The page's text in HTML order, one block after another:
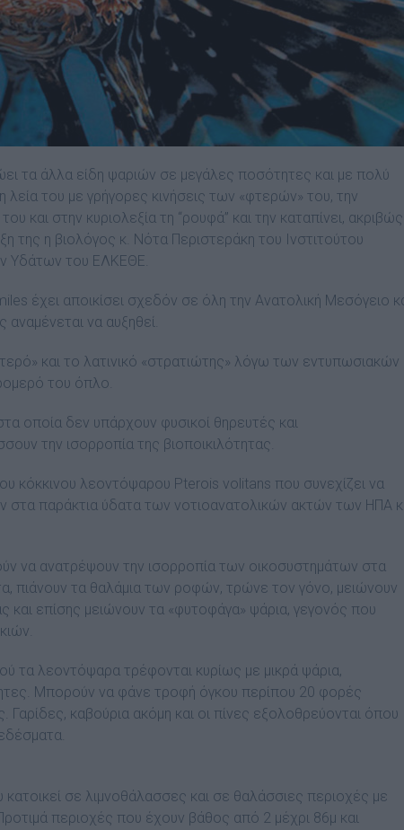
τα άλλα είδη ψαριών σε μεγάλες ποσότητες και με πολύ
του με γρήγορες κινήσεις των «φτερών» του, την
και στην κυριολεξία τη “ρουφά” και την καταπίνει, ακριβώς
της η βιολόγος κ. Νότα Περιστεράκη του Ινστιτούτου
Υδάτων του ΕΛΚΕΘΕ.
έχει αποικίσει σχεδόν σε όλη την Ανατολική Μεσόγειο
να αυξηθεί.
και το λατινικό «στρατιώτης» λόγω των εντυπωσιακών
του όπλο.
οποία δεν υπάρχουν φυσικοί θηρευτές και
την ισορροπία της βιοποικιλότητας.
κόκκινου λεοντόψαρου Pterois volitans που συνεχίζει να
στα παράκτια ύδατα των νοτιοανατολικών ακτών των ΗΠΑ
να ανατρέψουν την ισορροπία των οικοσυστημάτων στα
πιάνουν τα θαλάμια των ροφών, τρώνε τον γόνο, μειώνουν
και επίσης μειώνουν τα «φυτοφάγα» ψάρια, γεγονός που
τα λεοντόψαρα τρέφονται κυρίως με μικρά ψάρια,
Μπορούν να φάνε τροφή όγκου περίπου 20 φορές
καβούρια ακόμη και οι πίνες εξολοθρεύονται όπου
σε λιμνοθάλασσες και σε θαλάσσιες περιοχές με
περιοχές που έχουν βάθος από 2 μέχρι 86μ και